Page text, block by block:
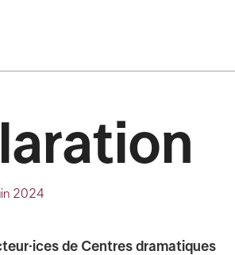
2024
de Centres dramatiques